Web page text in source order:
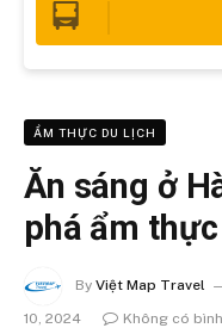
ẨM THỰC DU LỊCH
Ăn sáng ở
phá ẩm
By Việt Map Travel
10, 2024
Không có